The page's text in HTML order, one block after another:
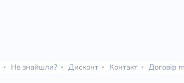
Не знайшли? Дисконт Контакт Договір